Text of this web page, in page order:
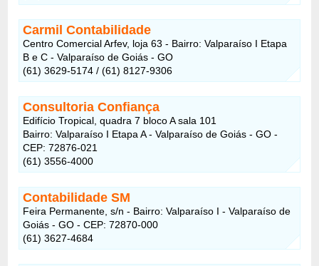
Carmil Contabilidade
Centro Comercial Arfev, loja 63 - Bairro: Valparaíso I Etapa
B e C - Valparaíso de Goiás - GO
(61) 3629-5174 / (61) 8127-9306
Consultoria Confiança
Edifício Tropical, quadra 7 bloco A sala 101
Bairro: Valparaíso I Etapa A - Valparaíso de Goiás - GO -
CEP: 72876-021
(61) 3556-4000
Contabilidade SM
Feira Permanente, s/n - Bairro: Valparaíso I - Valparaíso de
Goiás - GO - CEP: 72870-000
(61) 3627-4684